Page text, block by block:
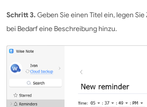
Schritt 3. Geben Sie einen Titel ein, legen
bei Bedarf eine Beschreibung hinzu.